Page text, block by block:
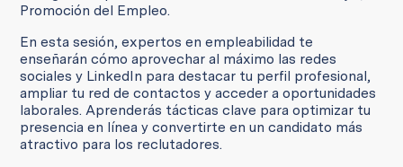
Promoción del Empleo.
En esta sesión, expertos en empleabilidad te
enseñarán cómo aprovechar al máximo las redes
sociales y LinkedIn para destacar tu perfil profesional,
ampliar tu red de contactos y acceder a oportunidades
laborales. Aprenderás tácticas clave para optimizar tu
presencia en línea y convertirte en un candidato más
atractivo para los reclutadores.